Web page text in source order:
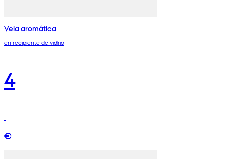
Vela aromática
en recipiente de vidrio
4
€